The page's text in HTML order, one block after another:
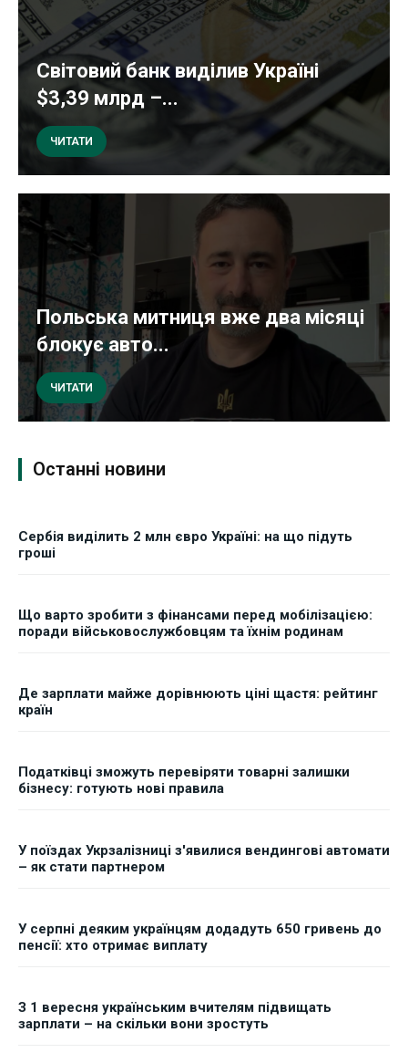
Світовий банк виділив Україні
$3,39 млрд –...
ЧИТАТИ
Польська митниця вже два місяці
блокує авто...
ЧИТАТИ
Останні новини
Сербія виділить 2 млн євро Україні: на що підуть
гроші
Що варто зробити з фінансами перед мобілізацією:
поради військовослужбовцям та їхнім родинам
Де зарплати майже дорівнюють ціні щастя: рейтинг
країн
Податківці зможуть перевіряти товарні залишки
бізнесу: готують нові правила
У поїздах Укрзалізниці з'явилися вендингові автомати
– як стати партнером
У серпні деяким українцям додадуть 650 гривень до
пенсії: хто отримає виплату
З 1 вересня українським вчителям підвищать
зарплати – на скільки вони зростуть